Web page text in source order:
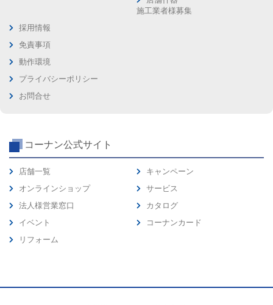
施工業者様募集
採用情報
免責事項
動作環境
プライバシーポリシー
お問合せ
コーナン公式サイト
店舗一覧
オンラインショップ
法人様営業窓口
イベント
リフォーム
キャンペーン
サービス
カタログ
コーナンカード